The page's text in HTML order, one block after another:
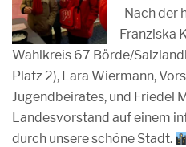
Nach der
Franziska
Wahlkreis 67 Börde/
Platz 2), Lara Wiermann,
Jugendbeirates, und Friedel
Landesvorstand auf einem
durch unsere schöne Stadt.